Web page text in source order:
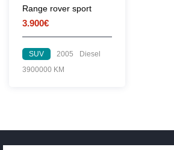
Range rover sport
3.900€
SUV 2005
Diesel
3900000 KM